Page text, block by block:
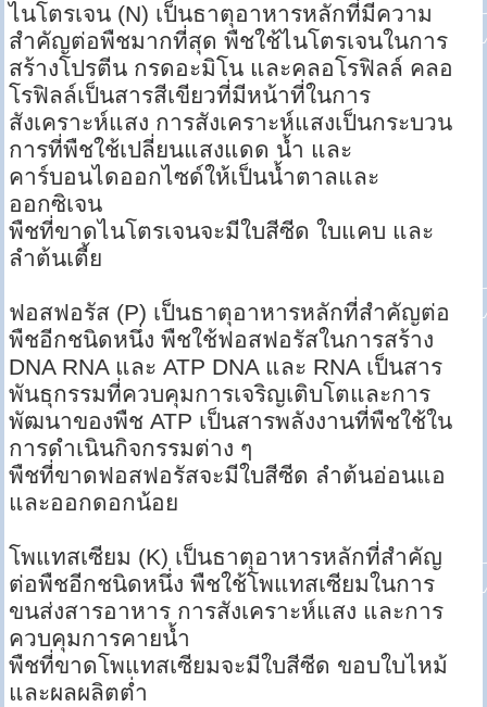
ไนโตรเจน (N) เป็นธาตุอาหารหลักที่มีความ
สำคัญต่อพืชมากที่สุด พืชใช้ไนโตรเจนในการ
สร้างโปรตีน กรดอะมิโน และคลอโรฟิลล์ คลอ
โรฟิลล์เป็นสารสีเขียวที่มีหน้าที่ในการ
สังเคราะห์แสง การสังเคราะห์แสงเป็นกระบวน
การที่พืชใช้เปลี่ยนแสงแดด น้ำ และ
คาร์บอนไดออกไซด์ให้เป็นน้ำตาลและ
ออกซิเจน
พืชที่ขาดไนโตรเจนจะมีใบสีซีด ใบแคบ และ
ลำต้นเตี้ย
ฟอสฟอรัส (P) เป็นธาตุอาหารหลักที่สำคัญต่อ
พืชอีกชนิดหนึ่ง พืชใช้ฟอสฟอรัสในการสร้าง
DNA RNA และ ATP DNA และ RNA เป็นสาร
พันธุกรรมที่ควบคุมการเจริญเติบโตและการ
พัฒนาของพืช ATP เป็นสารพลังงานที่พืชใช้ใน
การดำเนินกิจกรรมต่าง ๆ
พืชที่ขาดฟอสฟอรัสจะมีใบสีซีด ลำต้นอ่อนแอ
และออกดอกน้อย
โพแทสเซียม (K) เป็นธาตุอาหารหลักที่สำคัญ
ต่อพืชอีกชนิดหนึ่ง พืชใช้โพแทสเซียมในการ
ขนส่งสารอาหาร การสังเคราะห์แสง และการ
ควบคุมการคายน้ำ
พืชที่ขาดโพแทสเซียมจะมีใบสีซีด ขอบใบไหม้
และผลผลิตต่ำ